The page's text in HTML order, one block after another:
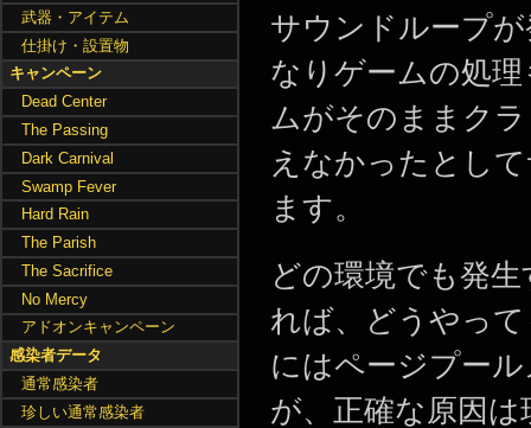
サウンドループ
なりゲームの処
ムがそのままク
えなかったとし
ます。
どの環境でも発
れば、どうやっ
にはページプー
が、正確な原因
武器・アイテム
仕掛け・設置物
キャンペーン
Dead Center
The Passing
Dark Carnival
Swamp Fever
Hard Rain
The Parish
The Sacrifice
No Mercy
アドオンキャンペーン
感染者データ
通常感染者
珍しい通常感染者